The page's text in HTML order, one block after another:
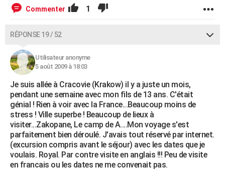
Commenter 1
RÉPONSE 19 / 52
Utilisateur anonyme
5 août 2009 à 18:03
Je suis allée à Cracovie (Krakow) il y a juste un mois,
pendant une semaine avec mon fils de 13 ans. C'était
génial ! Rien à voir avec la France...Beaucoup moins de
stress ! Ville superbe ! Beaucoup de lieux à
visiter...Zakopane, Le camp de A....Mon voyage s'est
parfaitement bien déroulé. J'avais tout réservé par internet.
(excursion compris avant le séjour) avec les dates que je
voulais. Royal. Par contre visite en anglais !!! Peu de visite
en francais ou les dates ne me convenait pas.